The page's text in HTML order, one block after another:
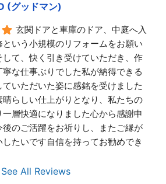
(グッドマン)
玄関ドアと車庫のドア、中庭へ入
という小規模のリフォームをお願い
して、快く引き受けていただき、作
な仕事ぶりでした私が納得できる
ていただいた姿に感銘を受けました
晴らしい仕上がりとなり、私たちの
層快適になりました心から感謝申
後のご活躍をお祈りし、またご縁が
たいです自信を持ってお勧めでき
See All Reviews